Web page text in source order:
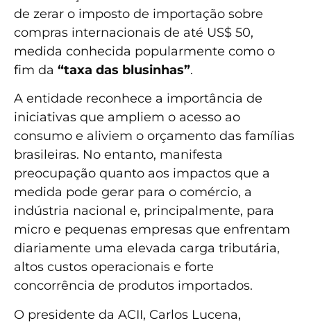
de zerar o imposto de importação sobre
compras internacionais de até US$ 50,
medida conhecida popularmente como o
fim da “taxa das blusinhas”.
A entidade reconhece a importância de
iniciativas que ampliem o acesso ao
consumo e aliviem o orçamento das famílias
brasileiras. No entanto, manifesta
preocupação quanto aos impactos que a
medida pode gerar para o comércio, a
indústria nacional e, principalmente, para
micro e pequenas empresas que enfrentam
diariamente uma elevada carga tributária,
altos custos operacionais e forte
concorrência de produtos importados.
O presidente da ACII, Carlos Lucena,